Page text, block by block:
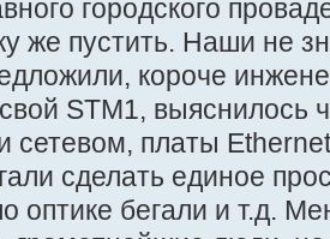
городского
же пустить. Наши не
короче
STM1,
сетевом, платы
сделать единое
оптике бегали и т.д.